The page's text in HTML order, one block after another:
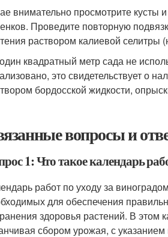
внимательно просмотрите кусты
Проведите повторную
раствором калиевой
квадратный метр сада не
это свидетельствует о
бордосской жидкости,
вопросы и
1: Что такое календарь
работ по уходу за
для обеспечения
здоровья растений. В этом
сбором урожая, с